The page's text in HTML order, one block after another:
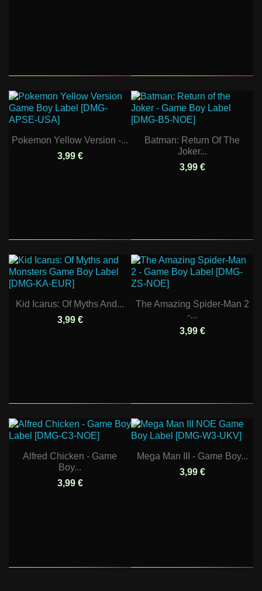
Pokemon Yellow Version -...
3,99 €
Batman: Return Of The
Joker...
3,99 €
Kid Icarus: Of Myths And...
3,99 €
The Amazing Spider-Man 2
-...
3,99 €
Alfred Chicken - Game
Boy...
3,99 €
Mega Man III - Game Boy...
3,99 €